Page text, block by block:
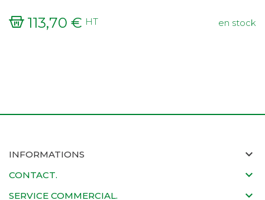
Prix
113,70 € HT en stock
INFORMATIONS
CONTACT.
SERVICE COMMERCIAL.